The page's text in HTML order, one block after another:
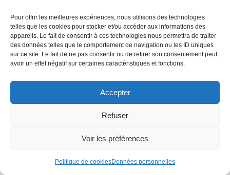
Pour offrir les meilleures expériences, nous utilisons des technologies
telles que les cookies pour stocker et/ou accéder aux informations des
appareils. Le fait de consentir à ces technologies nous permettra de traiter
des données telles que le comportement de navigation ou les ID uniques
sur ce site. Le fait de ne pas consentir ou de retirer son consentement peut
avoir un effet négatif sur certaines caractéristiques et fonctions.
Accepter
Refuser
Voir les préférences
Politique de cookiesDonnées personnelles
Adresse email
Lettre d’info de l’AFPCNT
Lettre d’info spéciale Outre-Mer